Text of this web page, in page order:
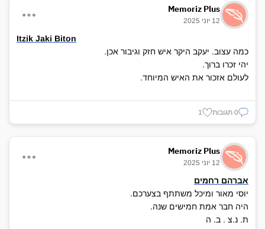
Memoriz Plus
12 יוני 2025
Itzik Jaki Biton
כמה עצוב. יעקב היקר איש חזק וגיבור אכן.
יהי זכרו ברוך.
לעולם אזכור את האיש המיוחד.
0 תגובות 1
Memoriz Plus
12 יוני 2025
אברהם רחמים
יוסי מאור ומיכל משתתף בצערכם.
היה חבר אמת חמישים שנה.
ת. נ.צ . ב. ה